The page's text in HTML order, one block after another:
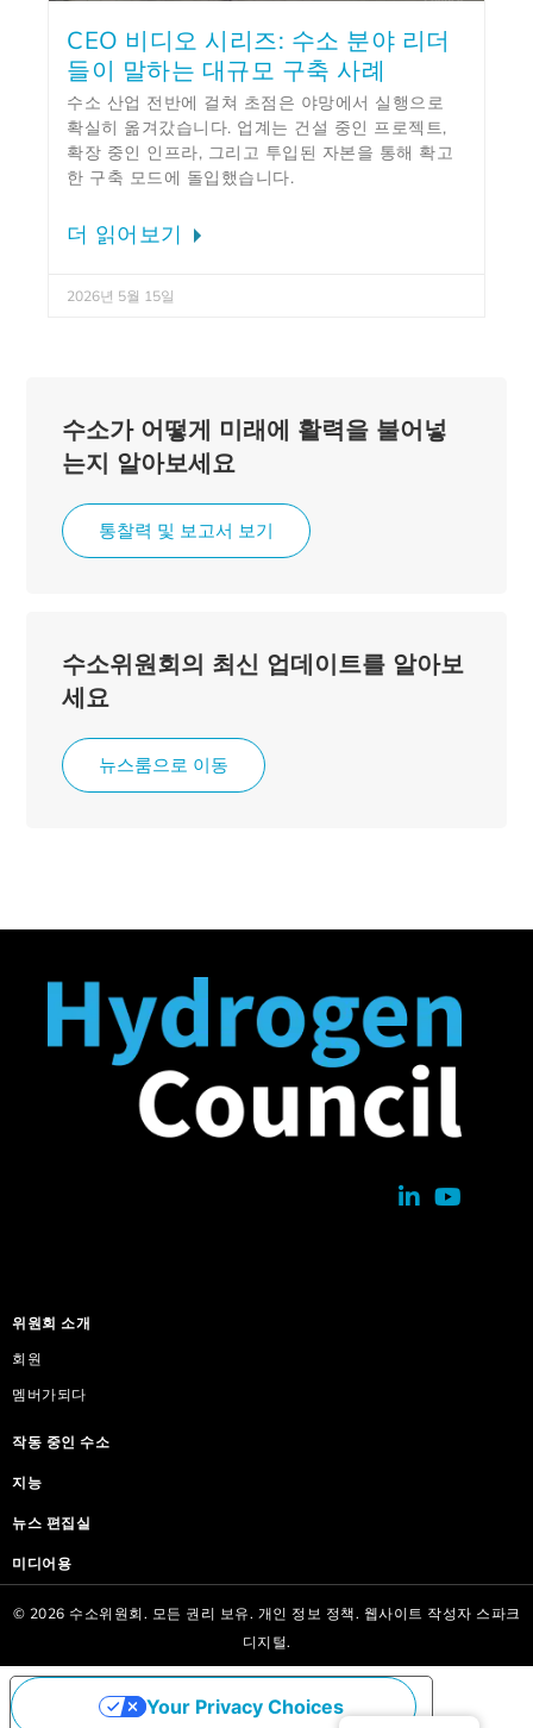
CEO 비디오 시리즈: 수소 분야 리더
들이 말하는 대규모 구축 사례
수소 산업 전반에 걸쳐 초점은 야망에서 실행으로
확실히 옮겨갔습니다. 업계는 건설 중인 프로젝트,
확장 중인 인프라, 그리고 투입된 자본을 통해 확고
한 구축 모드에 돌입했습니다.
더 읽어보기
2026년 5월 15일
수소가 어떻게 미래에 활력을 불어넣
는지 알아보세요
통찰력 및 보고서 보기
수소위원회의 최신 업데이트를 알아보
세요
뉴스룸으로 이동
위원회 소개
회원
멤버가되다
작동 중인 수소
지능
뉴스 편집실
미디어용
© 2026 수소위원회. 모든 권리 보유. 개인 정보 정책. 웹사이트 작성자 스파크
디지털.
Your Privacy Choices